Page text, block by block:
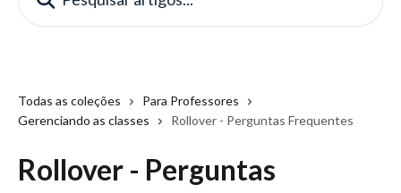
Todas as coleções
Para Professores
Gerenciando as classes
Rollover - Perguntas Frequentes
Rollover - Perguntas